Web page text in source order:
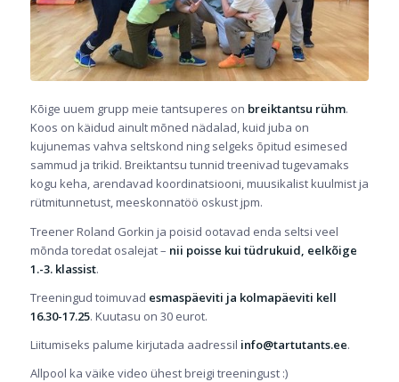
Kõige uuem grupp meie tantsuperes on breiktantsu rühm.
Koos on käidud ainult mõned nädalad, kuid juba on
kujunemas vahva seltskond ning selgeks õpitud esimesed
sammud ja trikid. Breiktantsu tunnid treenivad tugevamaks
kogu keha, arendavad koordinatsiooni, muusikalist kuulmist ja
rütmitunnetust, meeskonnatöö oskust jpm.
Treener Roland Gorkin ja poisid ootavad enda seltsi veel
mõnda toredat osalejat – nii poisse kui tüdrukuid, eelkõige
1.-3. klassist.
Treeningud toimuvad esmaspäeviti ja kolmapäeviti kell
16.30-17.25. Kuutasu on 30 eurot.
Liitumiseks palume kirjutada aadressil info@tartutants.ee.
Allpool ka väike video ühest breigi treeningust :)